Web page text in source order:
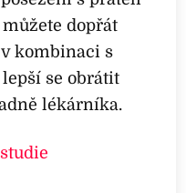
dopřát
kombinaci s
se obrátit
lékárníka.
studie